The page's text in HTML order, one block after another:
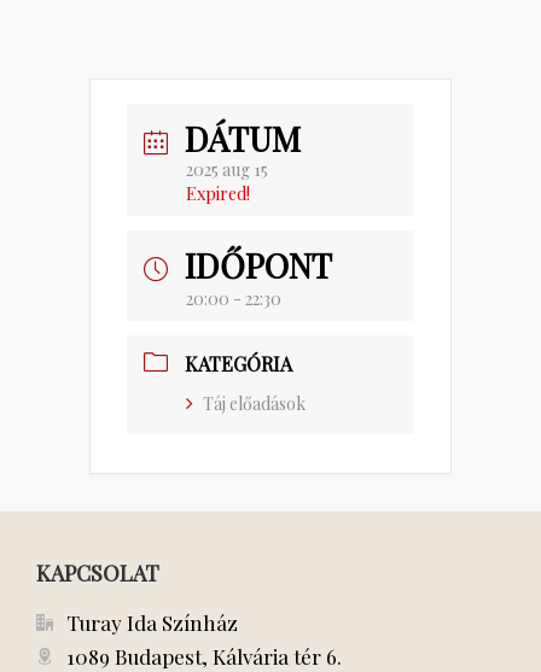
DÁTUM
2025 aug 15
Expired!
IDŐPONT
20:00 - 22:30
KATEGÓRIA
Táj előadások
KAPCSOLAT
Turay Ida Színház
1089 Budapest, Kálvária tér 6.